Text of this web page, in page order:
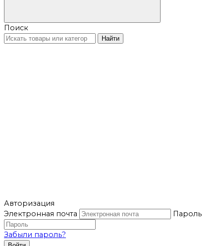
Поиск
Найти
Авторизация
Электронная почта
Пароль
Забыли пароль?